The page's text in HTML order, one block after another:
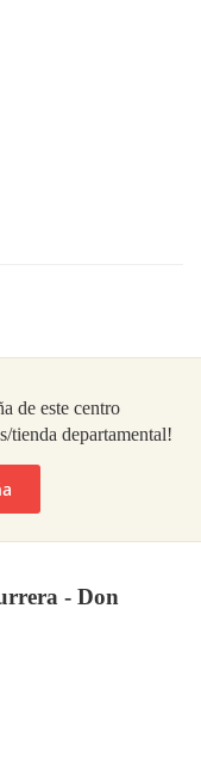
de este centro
tienda departamental!
- Don